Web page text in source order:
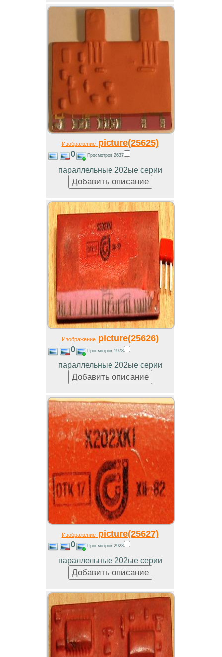
Изображениеpicture(25625)
0 Просмотров 2637
параллельные 202ые серии
Изображениеpicture(25626)
0 Просмотров 1978
параллельные 202ые серии
Изображениеpicture(25627)
0 Просмотров 2923
параллельные 202ые серии